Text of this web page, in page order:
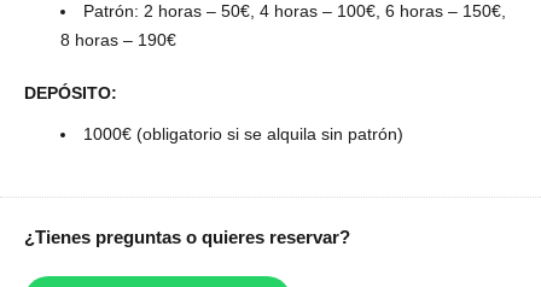
Patrón: 2 horas – 50€, 4 horas – 100€, 6 horas – 150€,
8 horas – 190€
DEPÓSITO:
1000€ (obligatorio si se alquila sin patrón)
¿Tienes preguntas o quieres reservar?